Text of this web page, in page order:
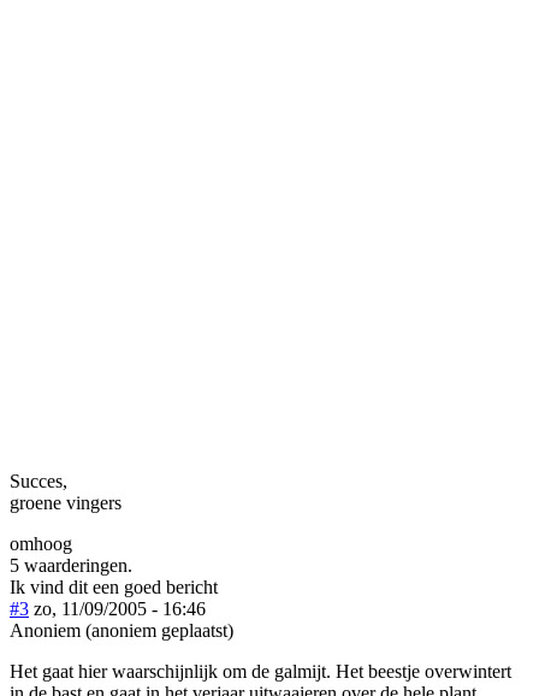
Succes,
groene vingers
omhoog
5 waarderingen.
Ik vind dit een goed bericht
#3 zo, 11/09/2005 - 16:46
Anoniem (anoniem geplaatst)
Het gaat hier waarschijnlijk om de galmijt. Het beestje overwintert